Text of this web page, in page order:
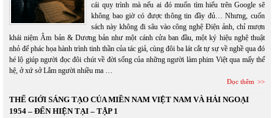
cái quy trình mà nếu ai đó muốn tìm hiểu trên Google sẽ
không bao giờ có được thông tin đầy đủ… Nhưng, cuốn
sách này không đi sâu vào công nghệ Điện ảnh, chỉ mượn
khái niệm Âm bản & Dương bản như một cánh cửa ban đầu, một ký hiệu nghệ thuật
nhỏ để phác họa hành trình tinh thần của tác giả, cùng đôi ba lát cắt tự sự về nghề qua đó
hé lộ giúp người đọc đôi chút về đời sống của những người làm phim Việt qua mấy thế
hệ, ở xứ sở Lắm người nhiều ma …
Đọc thêm
THẾ GIỚI SÁNG TẠO CỦA MIỀN NAM VIỆT NAM VÀ HẢI NGOẠI
1954 – ĐẾN HIỆN TẠI – TẬP 1